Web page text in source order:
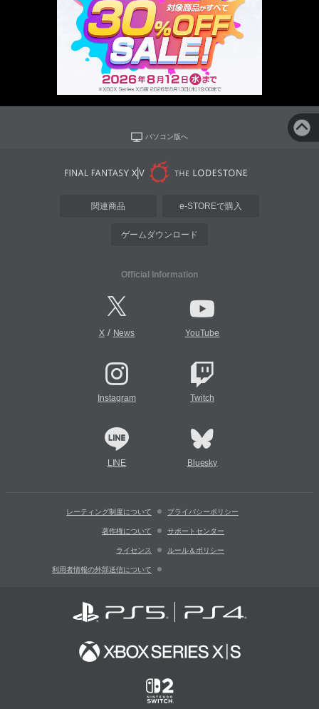
パソコン版へ
関連商品 e-STOREで購入
ゲームダウンロード
Official Information
X/ News YouTube
Instagram Twitch
LINE Bluesky
レーティング制度について プライバシーポリシー
著作権について サポートセンター
ライセンス ルール＆ポリシー
利用者情報の外部送信について